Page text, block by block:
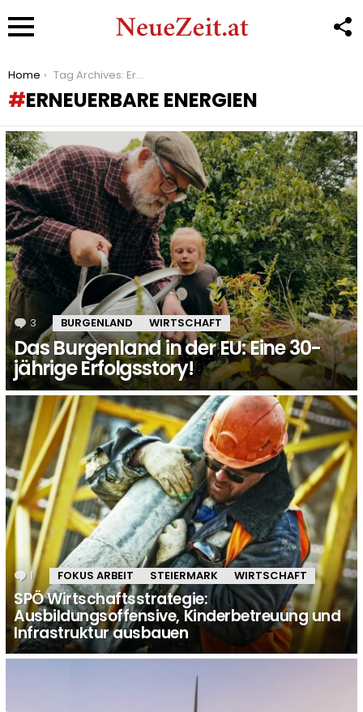
You are here:
Home Tag Archives: Erneuerbare Energien
ERNEUERBARE ENERGIEN
LATEST
STORIES
3 Kommentare
BURGENLAND WIRTSCHAFT
Das Burgenland in der EU: Eine 30-
jährige Erfolgsstory!
1 Kommentar
FOKUS ARBEIT STEIERMARK WIRTSCHAFT
SPÖ Wirtschaftsstrategie:
Ausbildungsoffensive, Kinderbetreuung und
Infrastruktur ausbauen